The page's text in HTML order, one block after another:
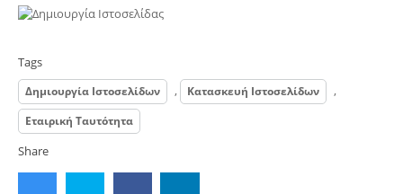
Tags
Δημιουργία Ιστοσελίδων , Κατασκευή Ιστοσελίδων ,
Εταιρική Ταυτότητα
Share